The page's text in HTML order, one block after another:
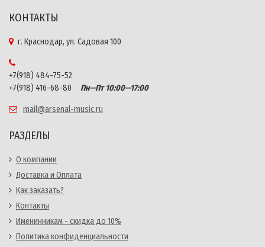
КОНТАКТЫ
г. Краснодар, ул. Садовая 100
+7(918) 484-75-52
+7(918) 416-68-80
Пн—Пт 10:00—17:00
mail@arsenal-music.ru
РАЗДЕЛЫ
О компании
Доставка и Оплата
Как заказать?
Контакты
Именинникам - скидка до 10%
Политика конфиденциальности